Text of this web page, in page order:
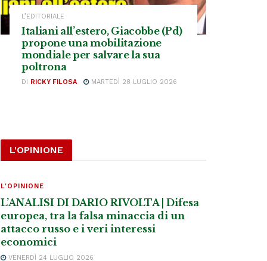
L’EDITORIALE
Italiani all’estero, Giacobbe (Pd)
propone una mobilitazione
mondiale per salvare la sua
poltrona
DI RICKY FILOSA MARTEDÌ 28 LUGLIO 2026
L'OPINIONE
L'OPINIONE
L’ANALISI DI DARIO RIVOLTA | Difesa
europea, tra la falsa minaccia di un
attacco russo e i veri interessi
economici
VENERDÌ 24 LUGLIO 2026